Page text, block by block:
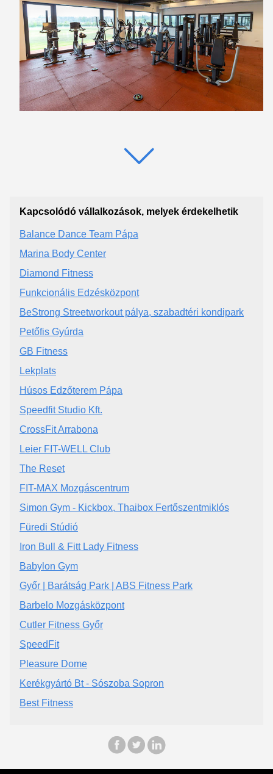
Kapcsolódó vállalkozások, melyek érdekelhetik
Balance Dance Team Pápa
Marina Body Center
Diamond Fitness
Funkcionális Edzésközpont
BeStrong Streetworkout pálya, szabadtéri kondipark
Petőfis Gyúrda
GB Fitness
Lekplats
Húsos Edzőterem Pápa
Speedfit Studio Kft.
CrossFit Arrabona
Leier FIT-WELL Club
The Reset
FIT-MAX Mozgáscentrum
Simon Gym - Kickbox, Thaibox Fertőszentmiklós
Füredi Stúdió
Iron Bull & Fitt Lady Fitness
Babylon Gym
Győr | Barátság Park | ABS Fitness Park
Barbelo Mozgásközpont
Cutler Fitness Győr
SpeedFit
Pleasure Dome
Kerékgyártó Bt - Sószoba Sopron
Best Fitness